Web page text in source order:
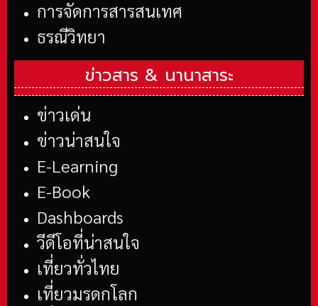
การจัดการสารสนเทศ
ธรณีวิทยา
ข่าวสาร & นานาสาระ
ข่าวเด่น
ข่าวน่าสนใจ
E-Learning
E-Book
Dashboards
วีดีโอที่น่าสนใจ
เที่ยวทั่วไทย
เที่ยวมรดกโลก